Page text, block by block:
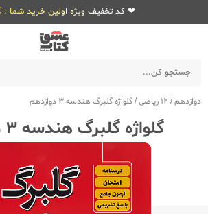
❤ کد تخفیف ویژه اولین خرید شما : KLC ❤
دوازدهم/ 12 ریاضی /گلواژه گلبرگ هندسه 3 دوازدهم
گلواژه گلبرگ هندسه 3 دوازدهم